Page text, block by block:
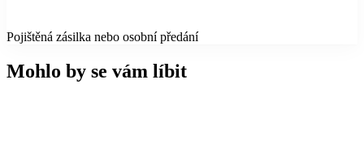
Pojištěná zásilka nebo osobní předání
Mohlo by se vám líbit